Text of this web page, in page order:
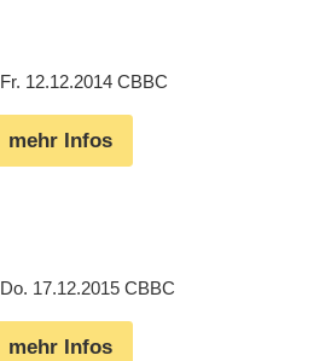
Fr. 12.12.2014 CBBC
mehr Infos
Do. 17.12.2015 CBBC
mehr Infos